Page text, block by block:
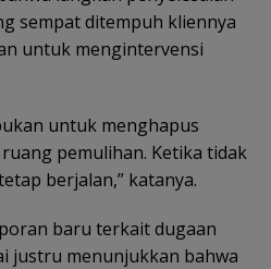
sempat ditempuh kliennya
untuk mengintervensi
untuk menghapus
pemulihan. Ketika tidak
berjalan,” katanya.
baru terkait dugaan
justru menunjukkan bahwa